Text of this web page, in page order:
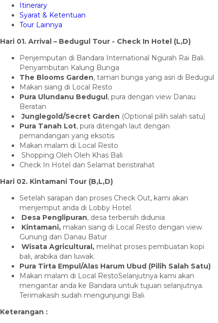
Itinerary
Syarat & Ketentuan
Tour Lainnya
Hari 01. Arrival – Bedugul Tour - Check In Hotel (L,D)
Penjemputan di Bandara International Ngurah Rai Bali.
Penyambutan Kalung Bunga
The Blooms Garden, taman bunga yang asri di Bedugul
Makan siang di Local Resto
Pura Ulundanu Bedugul, pura dengan view Danau
Beratan
Junglegold/Secret Garden (Optional pilih salah satu)
Pura Tanah Lot, pura ditengah laut dengan
pemandangan yang eksotis
Makan malam di Local Resto
Shopping Oleh Oleh Khas Bali
Check In Hotel dan Selamat beristirahat
Hari 02. Kintamani Tour (B,L,D)
Setelah sarapan dan proses Check Out, kami akan
menjemput anda di Lobby Hotel.
Desa Penglipuran, desa terbersih didunia
Kintamani, makan siang di Local Resto dengan view
Gunung dan Danau Batur
Wisata Agricultural, melihat proses pembuatan kopi
bali, arabika dan luwak.
Pura Tirta Empul/Alas Harum Ubud (Pilih Salah Satu)
Makan malam di Local RestoSelanjutnya kami akan
mengantar anda ke Bandara untuk tujuan selanjutnya.
Terimakasih sudah mengunjungi Bali.
Keterangan :